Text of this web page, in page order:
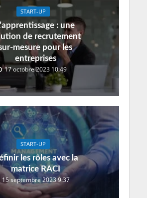
START-UP
: une
de recrutement
mesure pour les
entreprises
17 octobre 2023 10:49
START-UP
les rôles avec la
matrice RACI
15 septembre 2023 9:37